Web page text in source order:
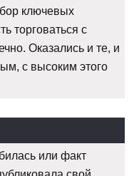
ключевых
торговаться с
Оказались и те, и
с высоким этого
или факт